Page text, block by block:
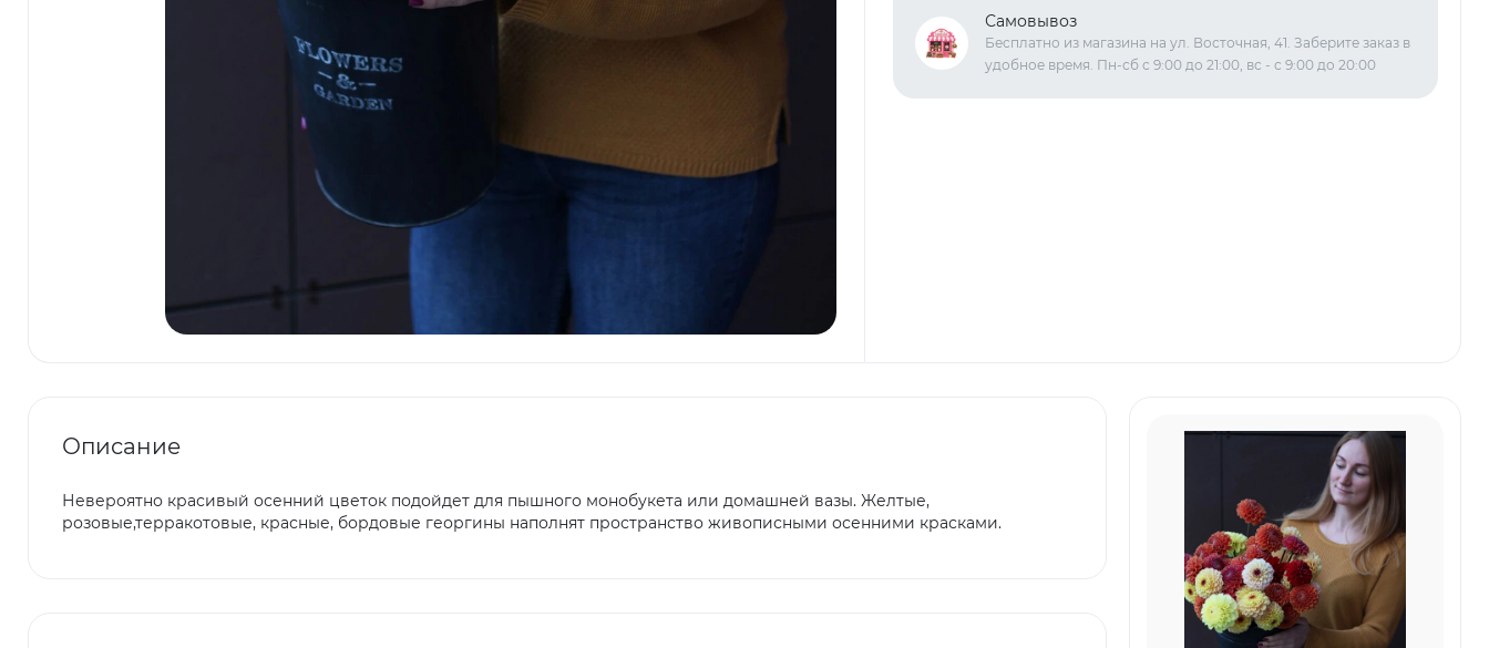
Самовывоз
Бесплатно из магазина на ул. Восточная, 41. Заберите заказ в
удобное время. Пн-сб с 9:00 до 21:00, вс - с 9:00 до 20:00
Описание
Невероятно красивый осенний цветок подойдет для пышного монобукета или домашней вазы. Желтые,
розовые,терракотовые, красные, бордовые георгины наполнят пространство живописными осенними красками.